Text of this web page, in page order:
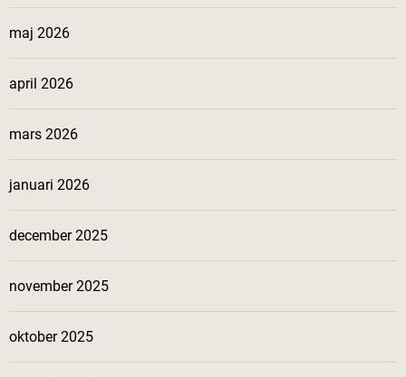
maj 2026
april 2026
mars 2026
januari 2026
december 2025
november 2025
oktober 2025